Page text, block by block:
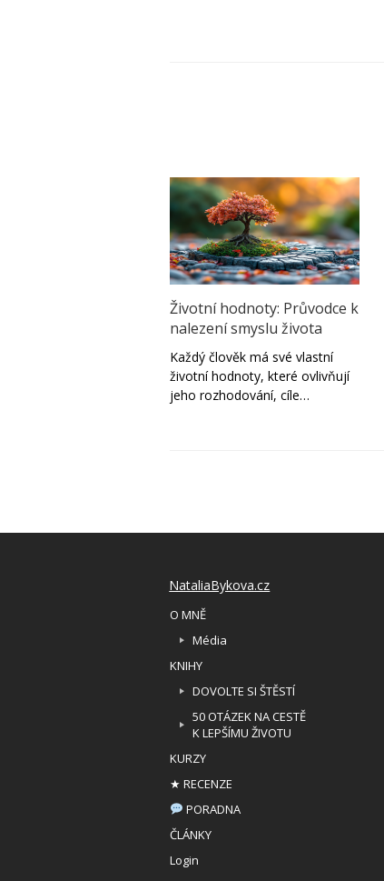
Životní hodnoty: Průvodce k
nalezení smyslu života
Každý člověk má své vlastní
životní hodnoty, které ovlivňují
jeho rozhodování, cíle…
NataliaBykova.cz
O MNĚ
Média
KNIHY
DOVOLTE SI ŠTĚSTÍ
50 OTÁZEK NA CESTĚ
K LEPŠÍMU ŽIVOTU
KURZY
★ RECENZE
PORADNA
ČLÁNKY
Login